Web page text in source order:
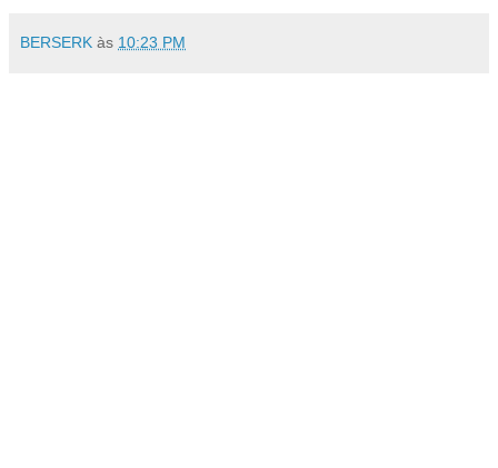
BERSERK às 10:23 PM